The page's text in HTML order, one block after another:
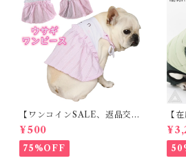
【ワンコインSALE、返品交換
不可】KM171SK フレンチブ
ルドック 犬服 女の子 ピンク
スカート
¥500
75%OFF
【
ウ
ジ
ルド